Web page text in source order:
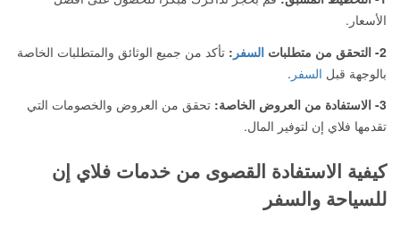
الأسعار.
2- التحقق من متطلبات
السفر : تأكد من جميع الوثائق والمتطلبات الخاصة
بالوجهة قبل السفر .
3- الاستفادة من العروض الخاصة:
تحقق من العروض والخصومات التي
تقدمها فلاي إن لتوفير المال.
كيفية الاستفادة القصوى من خدمات فلاي إن
للسياحة والسفر